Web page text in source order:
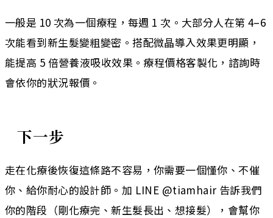
一般是 10 次為一個療程，每週 1 次。大部分人在第 4–6
次能看到新生髮變粗變密。搭配微晶導入效果更明顯，
能提高 5 倍營養液吸收效果。療程價格客製化，諮詢時
會依你的狀況報價。
下一步
走在化療後恢復這條路不容易，你需要一個懂你、不催
你、給你耐心的設計師。加 LINE @tiamhair 告訴我們
你的階段（剛化療完、新生髮長出、想接髮），會幫你